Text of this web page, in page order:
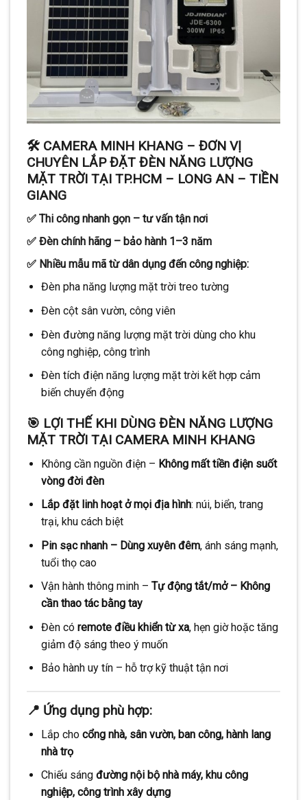
🛠️ CAMERA MINH KHANG – ĐƠN VỊ
CHUYÊN LẮP ĐẶT ĐÈN NĂNG LƯỢNG
MẶT TRỜI TẠI TP.HCM – LONG AN – TIỀN
GIANG
✅ Thi công nhanh gọn – tư vấn tận nơi
✅ Đèn chính hãng – bảo hành 1–3 năm
✅ Nhiều mẫu mã từ dân dụng đến công nghiệp:
Đèn pha năng lượng mặt trời treo tường
Đèn cột sân vườn, công viên
Đèn đường năng lượng mặt trời dùng cho khu
công nghiệp, công trình
Đèn tích điện năng lượng mặt trời kết hợp cảm
biến chuyển động
🎯 LỢI THẾ KHI DÙNG ĐÈN NĂNG LƯỢNG
MẶT TRỜI TẠI CAMERA MINH KHANG
Không cần nguồn điện – Không mất tiền điện suốt
vòng đời đèn
Lắp đặt linh hoạt ở mọi địa hình: núi, biển, trang
trại, khu cách biệt
Pin sạc nhanh – Dùng xuyên đêm, ánh sáng mạnh,
tuổi thọ cao
Vận hành thông minh – Tự động tắt/mở – Không
cần thao tác bằng tay
Đèn có remote điều khiển từ xa, hẹn giờ hoặc tăng
giảm độ sáng theo ý muốn
Bảo hành uy tín – hỗ trợ kỹ thuật tận nơi
📍 Ứng dụng phù hợp:
Lắp cho cổng nhà, sân vườn, ban công, hành lang
nhà trọ
Chiếu sáng đường nội bộ nhà máy, khu công
nghiệp, công trình xây dựng